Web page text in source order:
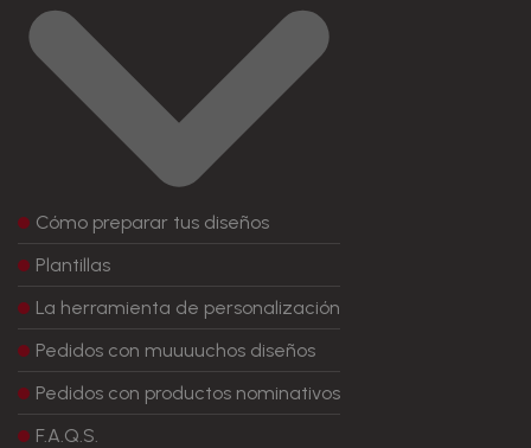
Cómo preparar tus diseños
Plantillas
La herramienta de personalización
Pedidos con muuuuchos diseños
Pedidos con productos nominativos
F.A.Q.S.